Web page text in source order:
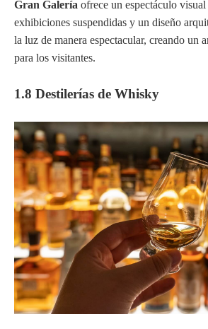
Gran Galería ofrece un espectáculo
exhibiciones suspendidas y un diseño
la luz de manera espectacular, creando un
para los visitantes.
1.8 Destilerías de Whisky